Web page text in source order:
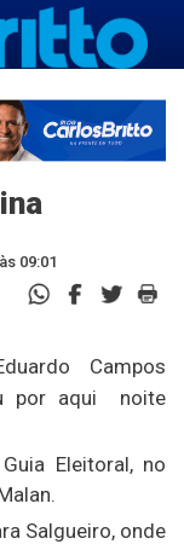
09:01
Campos
por aqui noite
Eleitoral, no
Salgueiro, onde